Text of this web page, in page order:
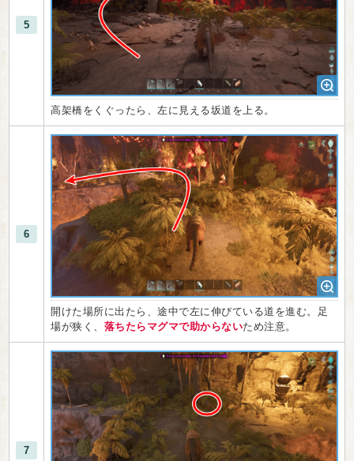
5
高架橋をくぐったら、左に見える坂道を上る。
6
開けた場所に出たら、途中で左に伸びている道を進む。足
場が狭く、 落ちたらマグマで助からないため注意。
7